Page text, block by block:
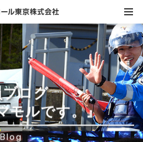
ブログ
モルです。』
Blog